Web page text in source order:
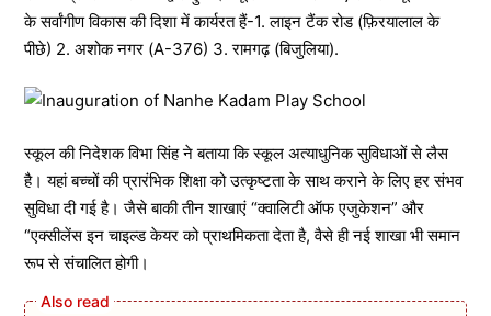
के सर्वांगीण विकास की दिशा में कार्यरत हैं-1. लाइन टैंक रोड (फ़िरयालाल के
पीछे) 2. अशोक नगर (A-376) 3. रामगढ़ (बिजुलिया).
स्कूल की निदेशक विभा सिंह ने बताया कि स्कूल अत्याधुनिक सुविधाओं से लैस
है। यहां बच्चों की प्रारंभिक शिक्षा को उत्कृष्टता के साथ कराने के लिए हर संभव
सुविधा दी गई है। जैसे बाकी तीन शाखाएं “क्वालिटी ऑफ एजुकेशन” और
“एक्सीलेंस इन चाइल्ड केयर को प्राथमिकता देता है, वैसे ही नई शाखा भी समान
रूप से संचालित होगी।